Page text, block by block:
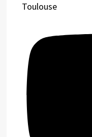
Toulouse